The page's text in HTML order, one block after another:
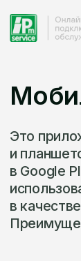
Скачать с
Скачать с
Это
использовать
в качестве